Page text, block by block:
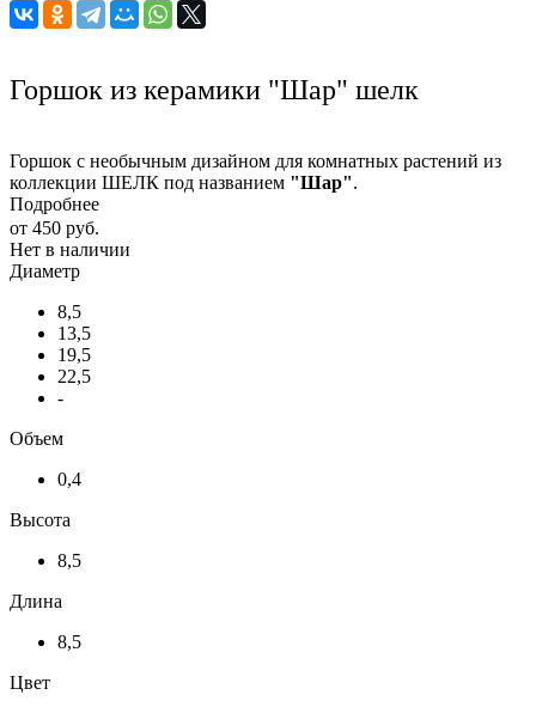
Горшок из керамики "Шар" шелк
Горшок с необычным дизайном для комнатных растений из
коллекции ШЕЛК под названием "Шар".
Подробнее
от 450 руб.
Нет в наличии
Диаметр
8,5
13,5
19,5
22,5
-
Объем
0,4
Высота
8,5
Длина
8,5
Цвет